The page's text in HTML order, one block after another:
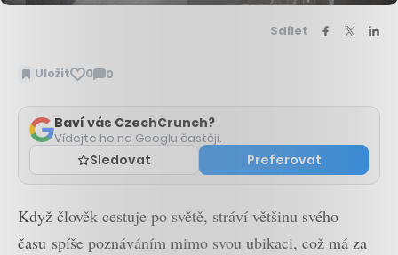
Sdílet
Uložit 0 0
Zobrazit
Baví vás CzechCrunch?
Vídejte ho na Googlu častěji.
Sledovat Preferovat
Když člověk cestuje po světě, stráví většinu svého
času spíše poznáváním mimo svou ubikaci, což má za